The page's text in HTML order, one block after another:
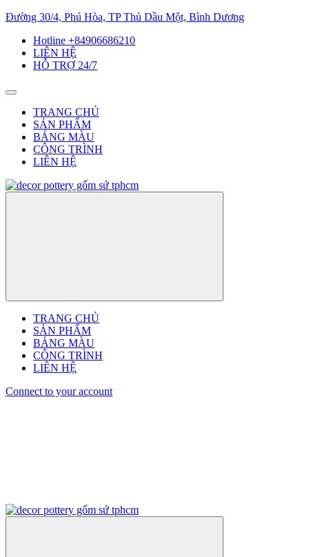
Đường 30/4, Phú Hòa, TP Thủ Dầu Một, Bình Dương
Hotline +84906686210
LIÊN HỆ
HỖ TRỢ 24/7
TRANG CHỦ
SẢN PHẨM
BẢNG MÀU
CÔNG TRÌNH
LIÊN HỆ
TRANG CHỦ
SẢN PHẨM
BẢNG MÀU
CÔNG TRÌNH
LIÊN HỆ
Connect to your account